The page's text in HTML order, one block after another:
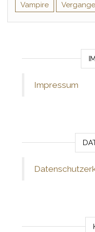
Vampire
Impressum